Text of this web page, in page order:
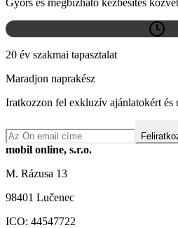
20 év szakmai tapasztalat
Maradjon naprakész
Iratkozzon fel exkluzív ajánlatokért és
mobil online, s.r.o.
M. Rázusa 13
98401 Lučenec
ICO: 44547722